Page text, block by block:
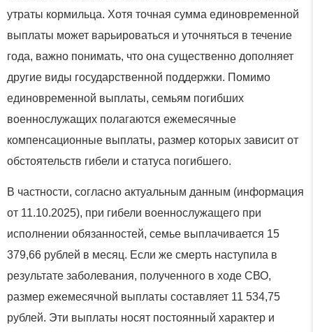
утраты кормильца. Хотя точная сумма единовременной
выплаты может варьироваться и уточняться в течение
года, важно понимать, что она существенно дополняет
другие виды государственной поддержки. Помимо
единовременной выплаты, семьям погибших
военнослужащих полагаются ежемесячные
компенсационные выплаты, размер которых зависит от
обстоятельств гибели и статуса погибшего.
В частности, согласно актуальным данным (информация
от 11.10.2025), при гибели военнослужащего при
исполнении обязанностей, семье выплачивается 15
379,66 рублей в месяц. Если же смерть наступила в
результате заболевания, полученного в ходе СВО,
размер ежемесячной выплаты составляет 11 534,75
рублей. Эти выплаты носят постоянный характер и